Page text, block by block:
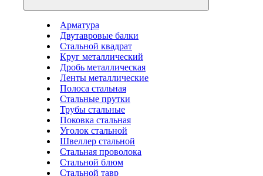
Арматура
Двутавровые балки
Стальной квадрат
Круг металлический
Дробь металлическая
Ленты металлические
Полоса стальная
Стальные прутки
Трубы стальные
Поковка стальная
Уголок стальной
Швеллер стальной
Стальная проволока
Стальной блюм
Стальной тавр